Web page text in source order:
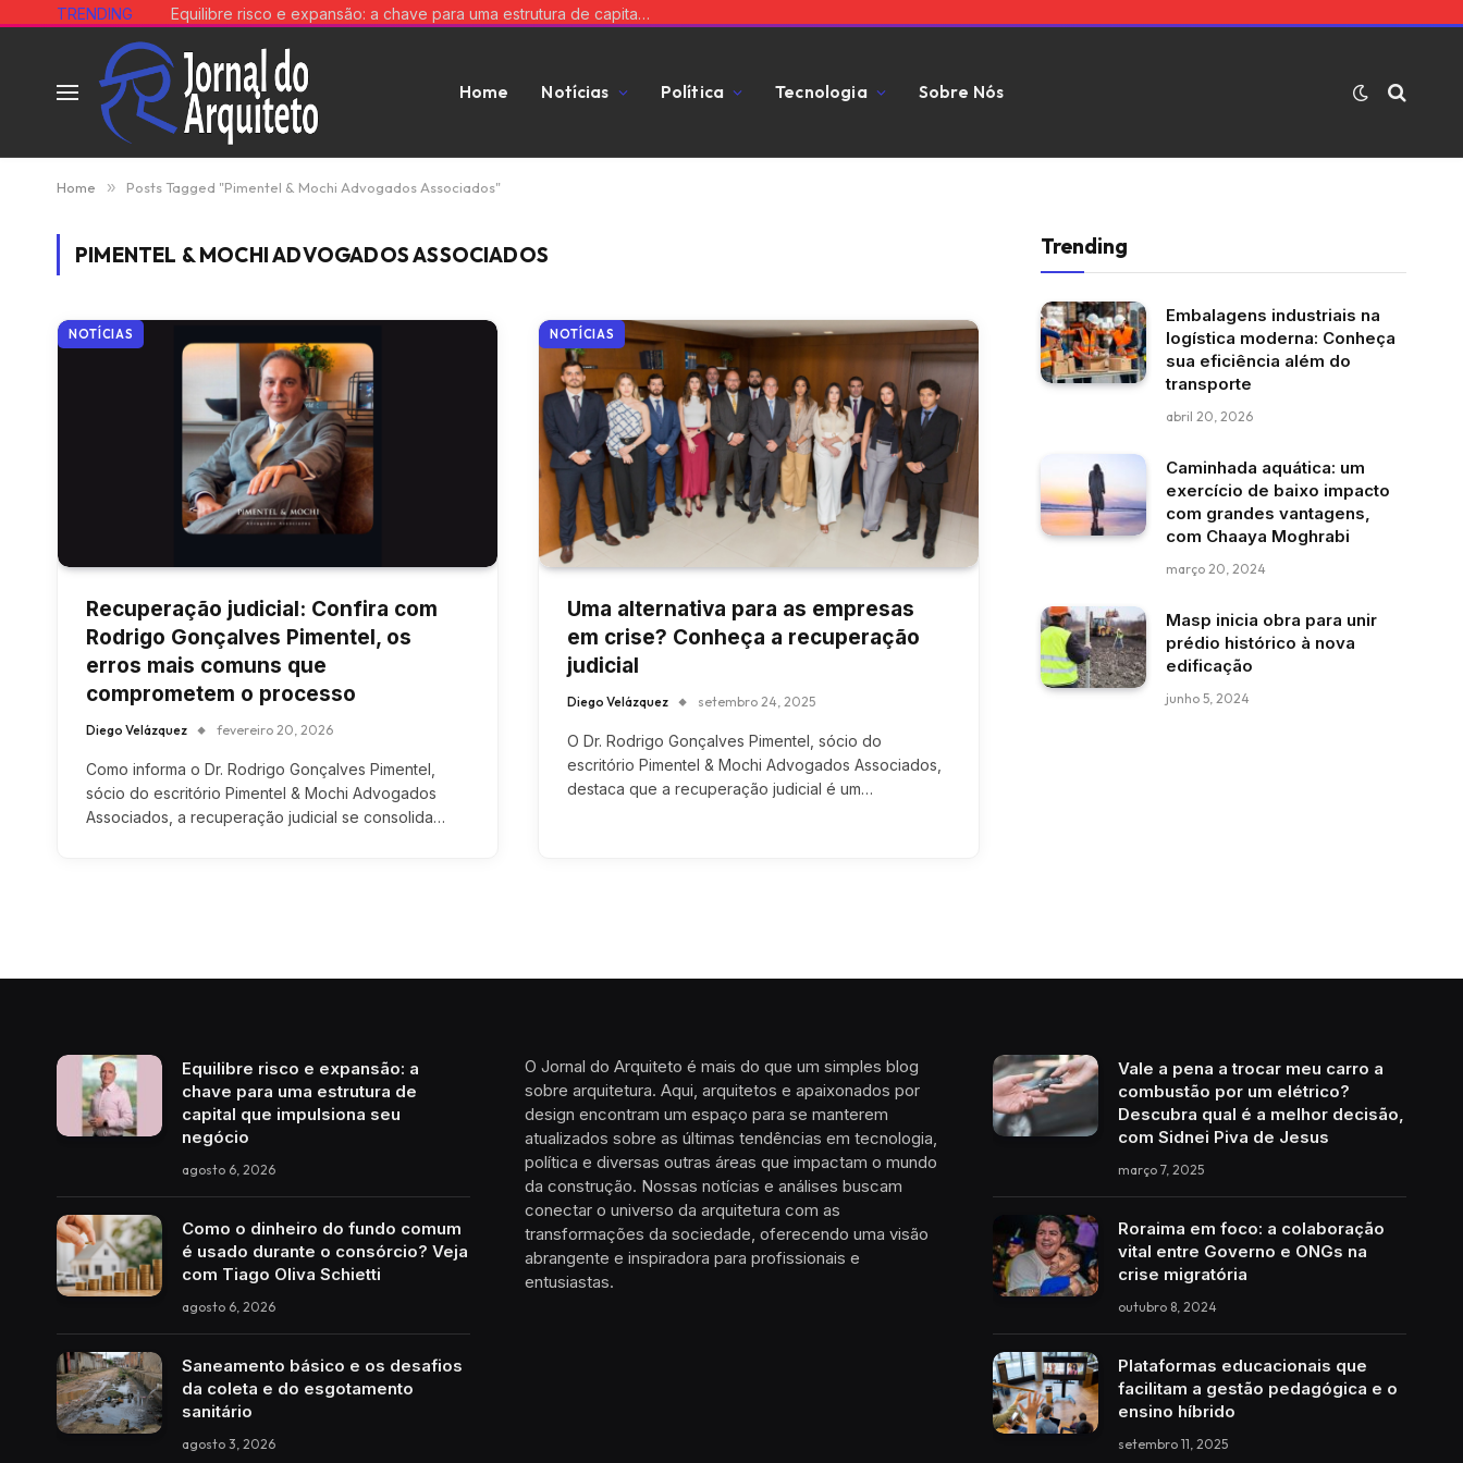
TRENDING Equilibre risco e expansão: a chave para uma estrutura de capital que impulsiona seu negócio
Home Notícias Política Tecnologia Sobre Nós
Home » Posts Tagged "Pimentel & Mochi Advogados Associados"
PIMENTEL & MOCHI ADVOGADOS ASSOCIADOS
NOTÍCIAS
Recuperação judicial: Confira com
Rodrigo Gonçalves Pimentel, os
erros mais comuns que
comprometem o processo
Diego Velázquez fevereiro 20, 2026
Como informa o Dr. Rodrigo Gonçalves Pimentel,
sócio do escritório Pimentel & Mochi Advogados
Associados, a recuperação judicial se consolida…
NOTÍCIAS
Uma alternativa para as empresas
em crise? Conheça a recuperação
judicial
Diego Velázquez setembro 24, 2025
O Dr. Rodrigo Gonçalves Pimentel, sócio do
escritório Pimentel & Mochi Advogados Associados,
destaca que a recuperação judicial é um…
Trending
Embalagens industriais na
logística moderna: Conheça
sua eficiência além do
transporte
abril 20, 2026
Caminhada aquática: um
exercício de baixo impacto
com grandes vantagens,
com Chaaya Moghrabi
março 20, 2024
Masp inicia obra para unir
prédio histórico à nova
edificação
junho 5, 2024
Equilibre risco e expansão: a
chave para uma estrutura de
capital que impulsiona seu
negócio
agosto 6, 2026
Como o dinheiro do fundo comum
é usado durante o consórcio? Veja
com Tiago Oliva Schietti
agosto 6, 2026
Saneamento básico e os desafios
da coleta e do esgotamento
sanitário
agosto 3, 2026
O Jornal do Arquiteto é mais do que um simples blog
sobre arquitetura. Aqui, arquitetos e apaixonados por
design encontram um espaço para se manterem
atualizados sobre as últimas tendências em tecnologia,
política e diversas outras áreas que impactam o mundo
da construção. Nossas notícias e análises buscam
conectar o universo da arquitetura com as
transformações da sociedade, oferecendo uma visão
abrangente e inspiradora para profissionais e
entusiastas.
Vale a pena a trocar meu carro a
combustão por um elétrico?
Descubra qual é a melhor decisão,
com Sidnei Piva de Jesus
março 7, 2025
Roraima em foco: a colaboração
vital entre Governo e ONGs na
crise migratória
outubro 8, 2024
Plataformas educacionais que
facilitam a gestão pedagógica e o
ensino híbrido
setembro 11, 2025